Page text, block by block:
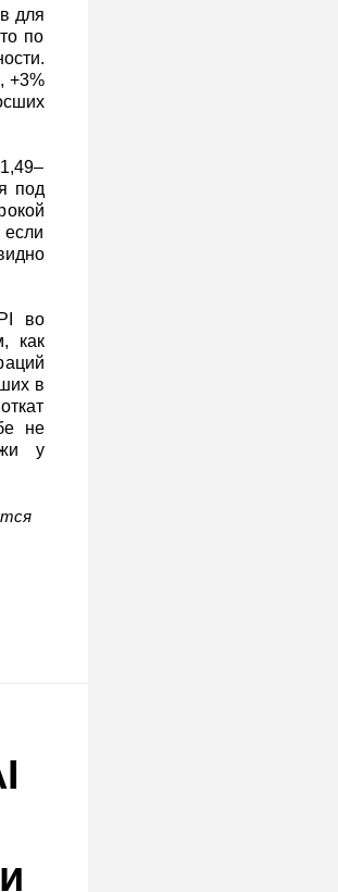
для
по
+3%
под
во
как
в
не
у